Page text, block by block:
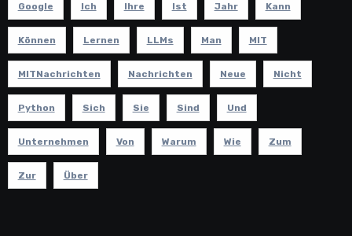
Google Ich Ihre Ist Jahr Kann
Können Lernen LLMs Man MIT
MITNachrichten Nachrichten Neue Nicht
Python Sich Sie Sind Und
Unternehmen Von Warum Wie Zum
Zur Über